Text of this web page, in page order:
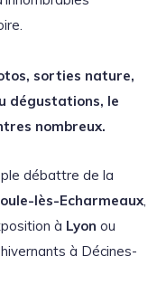
sorties nature,
dégustations, le
nombreux.
débattre de la
lès-Echarmeaux,
à Lyon ou
à Décines-